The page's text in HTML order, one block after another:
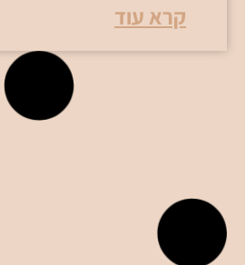
קרא עוד